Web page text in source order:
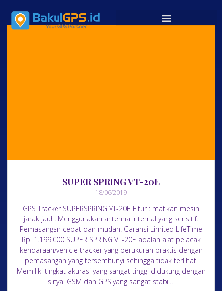
SUPER SPRING VT-20E
18/06/2019
GPS Tracker SUPERSPRING VT-20E Fitur : matikan mesin
jarak jauh. Menggunakan antenna internal yang sensitif.
Pemasangan cepat dan mudah. Garansi Limited LifeTime
Rp. 1.199.000 SUPER SPRING VT-20E adalah alat pelacak
kendaraan/vehicle tracker yang berukuran praktis dengan
pemasangan yang tersembunyi sehingga tidak terlihat.
Memiliki tingkat akurasi yang sangat tinggi didukung dengan
sinyal GSM dan GPS yang sangat stabil…